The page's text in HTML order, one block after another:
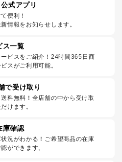
式アプリ
便利！
情報をお知らせします。
ス一覧
ビスをご紹介！24時間365日商
スがご利用可能。
で受け取り
料無料！全店舗の中から受け取
けます。
庫確認
況がわかる！ご希望商品の在庫
ができます。